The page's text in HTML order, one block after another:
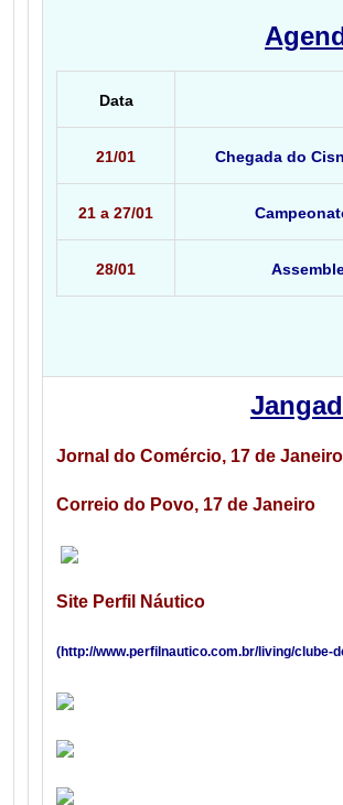
Data
21/01 Chegada do
21 a 27/01
28/01
Jornal do Comércio, 17 de Janeiro
Correio do Povo, 17 de Janeiro
Site Perfil Náutico
(http://www.perfilnautico.com.br/living/clube-